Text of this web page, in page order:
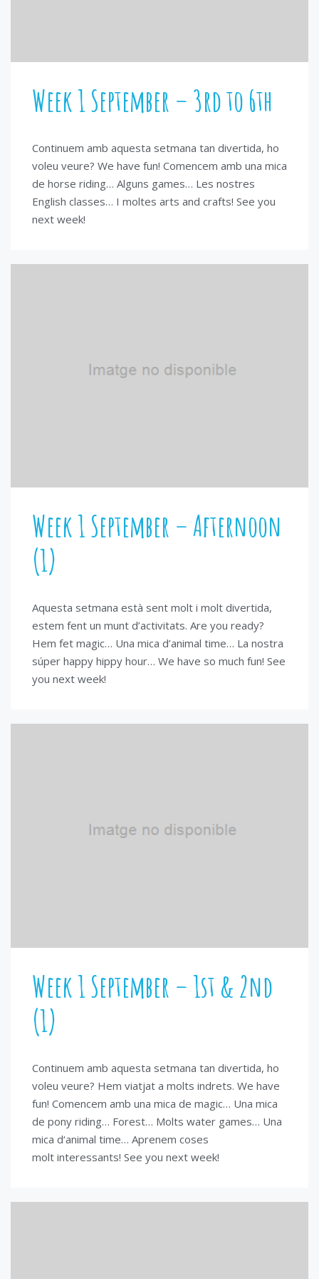
Week 1 September – 3rd to 6th
Continuem amb aquesta setmana tan divertida, ho
voleu veure? We have fun! Comencem amb una mica
de horse riding… Alguns games… Les nostres
English classes… I moltes arts and crafts! See you
next week!
Week 1 September – Afternoon
(1)
Aquesta setmana està sent molt i molt divertida,
estem fent un munt d’activitats. Are you ready?
Hem fet magic… Una mica d’animal time… La nostra
súper happy hippy hour… We have so much fun! See
you next week!
Week 1 September – 1st & 2nd
(1)
Continuem amb aquesta setmana tan divertida, ho
voleu veure? Hem viatjat a molts indrets. We have
fun! Comencem amb una mica de magic… Una mica
de pony riding… Forest… Molts water games… Una
mica d‘animal time… Aprenem coses
molt interessants! See you next week!